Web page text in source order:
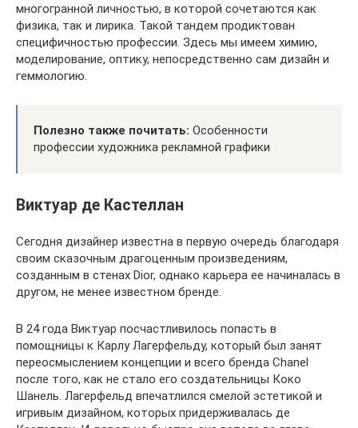
многогранной личностью, в которой сочетаются как
физика, так и лирика. Такой тандем продиктован
специфичностью профессии. Здесь мы имеем химию,
моделирование, оптику, непосредственно сам дизайн и
геммологию.
Полезно также почитать: Особенности
профессии художника рекламной графики
Виктуар де Кастеллан
Сегодня дизайнер известна в первую очередь благодаря
своим сказочным драгоценным произведениям,
созданным в стенах Dior, однако карьера ее начиналась в
другом, не менее известном бренде.
В 24 года Виктуар посчастливилось попасть в
помощницы к Карлу Лагерфельду, который был занят
переосмыслением концепции и всего бренда Chanel
после того, как не стало его создательницы Коко
Шанель. Лагерфельд впечатлился смелой эстетикой и
игривым дизайном, которых придерживалась де